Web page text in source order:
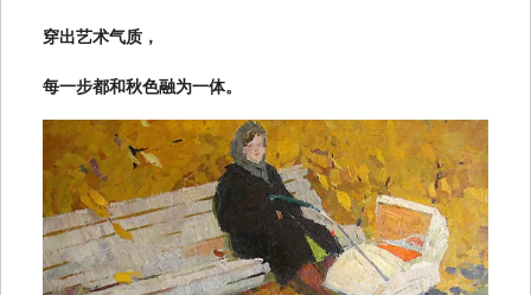
穿出艺术气质，
每一步都和秋色融为一体。